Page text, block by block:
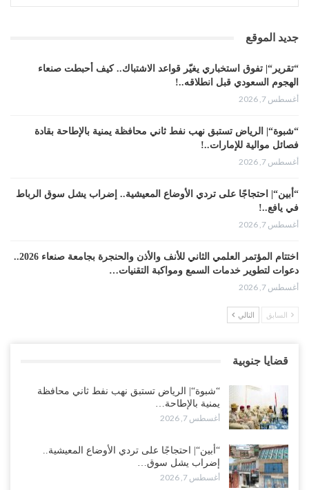
جديد الموقع
“تقرير“| تفوق استخباري يغيّر قواعد الاشتباك.. كيف أحبطت صنعاء
الهجوم السعودي قبل انطلاقه..!
أغسطس 7, 2026
“شبوة“| الرياض تستبق نهب نفط ثاني محافظة يمنية بالإطاحة بقادة
فصائل موالية للإمارات..!
أغسطس 7, 2026
“أبين“| احتجاجًا على تردي الأوضاع المعيشية.. إضراب يشل سوق الرباط
في يافع..!
أغسطس 7, 2026
اختتام المؤتمر العلمي الثاني للأنف والأذن والحنجرة بجامعة صنعاء 2026..
دعوات لتطوير خدمات السمع ومواكبة التقنيات…
أغسطس 7, 2026
“حضرموت“| عصيان مدني واسع ورفض للتجنيد السعودي يوسّعان
واسعة وإعادة ترتيب المشهد العسكري..!
أغسطس 6, 2026
ضربات صنعاء تربك التحشيدات السعودية شرق اليمن.. خسائر بشرية
وانسحابات وفوضى تعصف بمعسكرات حضرموت ومأرب..!
أغسطس 6, 2026
السابق التالي
قضايا جنوبية
“شبوة“| الرياض تستبق نهب نفط ثاني محافظة
يمنية بالإطاحة…
أغسطس 7, 2026
“أبين“| احتجاجًا على تردي الأوضاع المعيشية..
إضراب يشل سوق…
أغسطس 7, 2026